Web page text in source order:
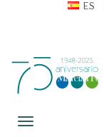
ES
Toggle navigation